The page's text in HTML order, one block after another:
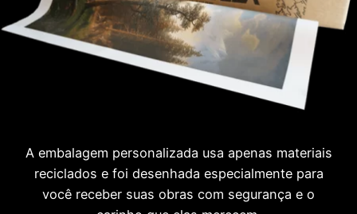
A embalagem personalizada usa apenas materiais
reciclados e foi desenhada especialmente para
você receber suas obras com segurança e o